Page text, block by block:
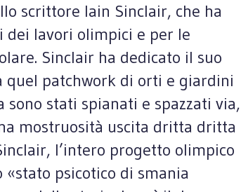
scrittore Iain Sinclair, che ha
dei lavori olimpici e per le
Sinclair ha dedicato il suo
quel patchwork di orti e giardini
stati spianati e spazzati via,
mostruosità uscita dritta dritta
l’intero progetto olimpico
psicotico di smania